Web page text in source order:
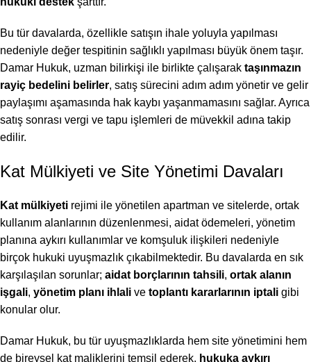
Bu tür davalarda, özellikle satışın ihale yoluyla yapılması
nedeniyle değer tespitinin sağlıklı yapılması büyük önem taşır.
Damar Hukuk, uzman bilirkişi ile birlikte çalışarak taşınmazın
rayiç bedelini belirler, satış sürecini adım adım yönetir ve gelir
paylaşımı aşamasında hak kaybı yaşanmamasını sağlar. Ayrıca
satış sonrası vergi ve tapu işlemleri de müvekkil adına takip
edilir.
Kat Mülkiyeti ve Site Yönetimi Davaları
Kat mülkiyeti rejimi ile yönetilen apartman ve sitelerde, ortak
kullanım alanlarının düzenlenmesi, aidat ödemeleri, yönetim
planına aykırı kullanımlar ve komşuluk ilişkileri nedeniyle
birçok hukuki uyuşmazlık çıkabilmektedir. Bu davalarda en sık
karşılaşılan sorunlar; aidat borçlarının tahsili, ortak alanın
işgali, yönetim planı ihlali ve toplantı kararlarının iptali gibi
konular olur.
Damar Hukuk, bu tür uyuşmazlıklarda hem site yönetimini hem
de bireysel kat maliklerini temsil ederek, hukuka aykırı